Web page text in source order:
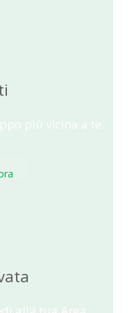
più vicina a te